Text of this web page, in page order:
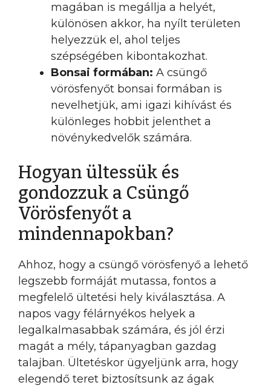
magában is megállja a helyét,
különösen akkor, ha nyílt területen
helyezzük el, ahol teljes
szépségében kibontakozhat.
Bonsai formában: A csüngő
vörösfenyőt bonsai formában is
nevelhetjük, ami igazi kihívást és
különleges hobbit jelenthet a
növénykedvelők számára.
Hogyan ültessük és
gondozzuk a Csüngő
Vörösfenyőt a
mindennapokban?
Ahhoz, hogy a csüngő vörösfenyő a lehető
legszebb formáját mutassa, fontos a
megfelelő ültetési hely kiválasztása. A
napos vagy félárnyékos helyek a
legalkalmasabbak számára, és jól érzi
magát a mély, tápanyagban gazdag
talajban. Ültetéskor ügyeljünk arra, hogy
elegendő teret biztosítsunk az ágak